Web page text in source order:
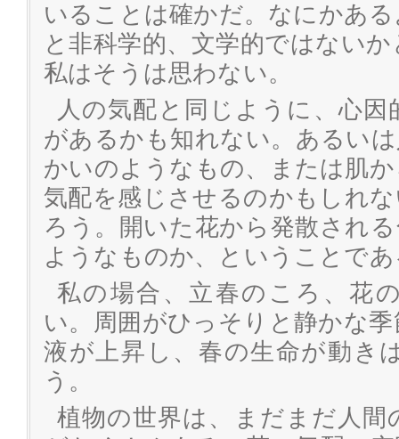
いることは確かだ。なにかあ
と非科学的、文学的ではない
私はそうは思わない。
人の気配と同じように、心
があるかも知れない。あるい
かいのようなもの、または肌
気配を感じさせるのかもしれ
ろう。開いた花から発散され
ようなものか、ということで
私の場合、立春のころ、花
い。周囲がひっそりと静かな
液が上昇し、春の生命が動き
う。
植物の世界は、まだまだ人